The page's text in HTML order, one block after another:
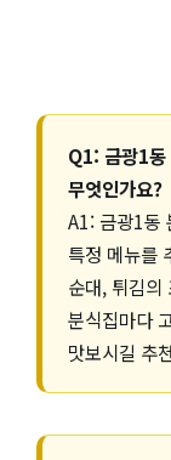
Q1: 금광1동
무엇인가요?
A1: 금광1동
특정 메뉴를
순대, 튀김의
분식집마다
맛보시길 추